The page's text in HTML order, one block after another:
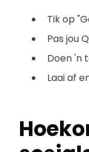
Tik op
Pas jou
Doen 'n
Laai af